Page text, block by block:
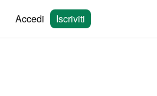
Accedi Iscriviti